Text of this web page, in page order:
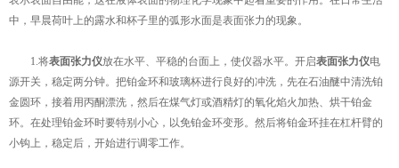
中，早晨荷叶上的露水和杯子里的弧形水面是表面张力的现象。
1.将表面张力仪放在水平、平稳的台面上，使仪器水平。开启表面张力仪电
源开关，稳定两分钟。把铂金环和玻璃杯进行良好的冲洗，先在石油醚中清洗铂
金圆环，接着用丙酮漂洗，然后在煤气灯或酒精灯的氧化焰火加热、烘干铂金
环。在处理铂金环时要特别小心，以免铂金环变形。然后将铂金环挂在杠杆臂的
小钩上，稳定后，开始进行调零工作。